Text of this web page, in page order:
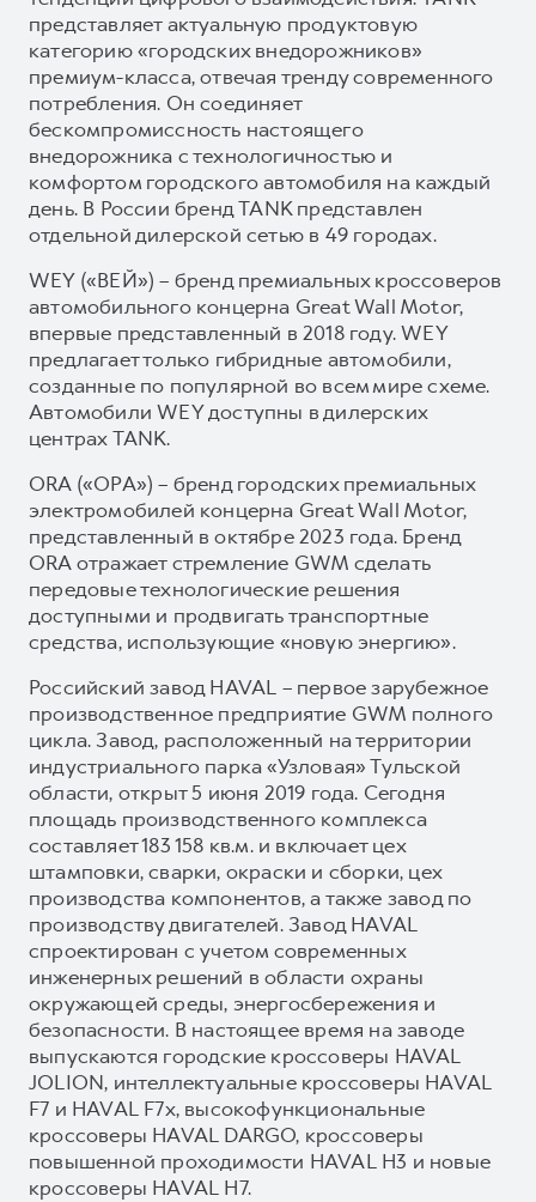
представляет актуальную продуктовую
категорию «городских внедорожников»
премиум-класса, отвечая тренду современного
потребления. Он соединяет
бескомпромиссность настоящего
внедорожника с технологичностью и
комфортом городского автомобиля на каждый
день. В России бренд TANK представлен
отдельной дилерской сетью в 49 городах.
WEY («ВЕЙ») – бренд премиальных кроссоверов
автомобильного концерна Great Wall Motor,
впервые представленный в 2018 году. WEY
предлагает только гибридные автомобили,
созданные по популярной во всем мире схеме.
Автомобили WEY доступны в дилерских
центрах TANK.
ORA («ОРА») – бренд городских премиальных
электромобилей концерна Great Wall Motor,
представленный в октябре 2023 года. Бренд
ORA отражает стремление GWM сделать
передовые технологические решения
доступными и продвигать транспортные
средства, использующие «новую энергию».
Российский завод HAVAL – первое зарубежное
производственное предприятие GWM полного
цикла. Завод, расположенный на территории
индустриального парка «Узловая» Тульской
области, открыт 5 июня 2019 года. Сегодня
площадь производственного комплекса
составляет 183 158 кв.м. и включает цех
штамповки, сварки, окраски и сборки, цех
производства компонентов, а также завод по
производству двигателей. Завод HAVAL
спроектирован с учетом современных
инженерных решений в области охраны
окружающей среды, энергосбережения и
безопасности. В настоящее время на заводе
выпускаются городские кроссоверы HAVAL
JOLION, интеллектуальные кроссоверы HAVAL
F7 и HAVAL F7x, высокофункциональные
кроссоверы HAVAL DARGO, кроссоверы
повышенной проходимости HAVAL H3 и новые
кроссоверы HAVAL H7.